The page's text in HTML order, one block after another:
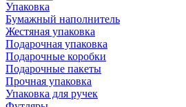
Упаковка
Бумажный наполнитель
Жестяная упаковка
Подарочная упаковка
Подарочные коробки
Подарочные пакеты
Прочная упаковка
Упаковка для ручек